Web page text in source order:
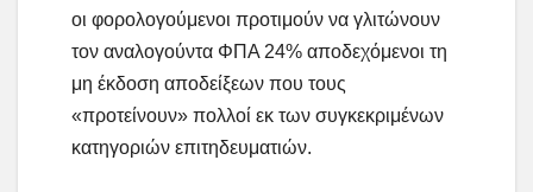
οι φορολογούμενοι προτιμούν να γλιτώνουν
τον αναλογούντα ΦΠΑ 24% αποδεχόμενοι τη
μη έκδοση αποδείξεων που τους
«προτείνουν» πολλοί εκ των συγκεκριμένων
κατηγοριών επιτηδευματιών.